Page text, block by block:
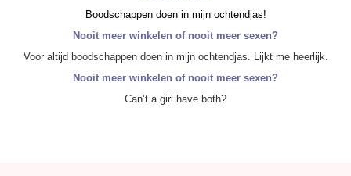
Boodschappen doen in mijn ochtendjas!
Nooit meer winkelen of nooit meer sexen?
Voor altijd boodschappen doen in mijn ochtendjas. Lijkt me heerlijk.
Nooit meer winkelen of nooit meer sexen?
Can’t a girl have both?